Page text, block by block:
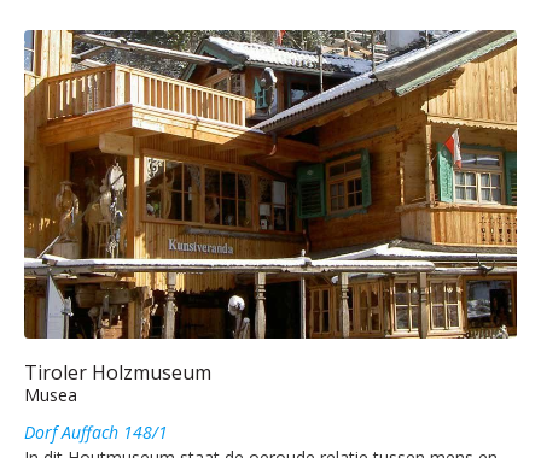
Tiroler Holzmuseum
Musea
Dorf Auffach 148/1